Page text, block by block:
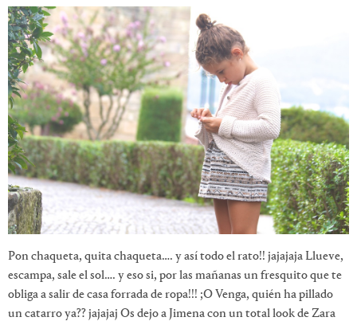
Pon chaqueta, quita chaqueta…. y así todo el rato!! jajajaja Llueve,
escampa, sale el sol…. y eso si, por las mañanas un fresquito que te
obliga a salir de casa forrada de ropa!!! ;O Venga, quién ha pillado
un catarro ya?? jajajaj Os dejo a Jimena con un total look de Zara